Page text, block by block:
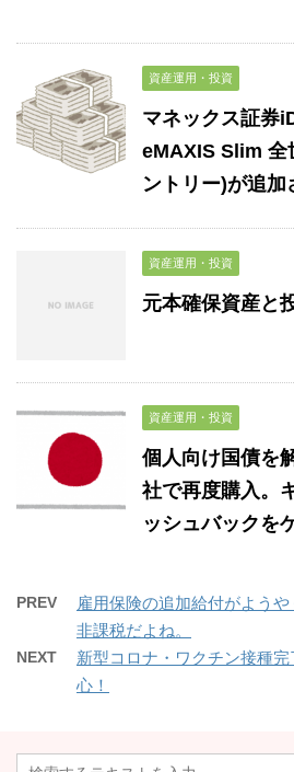
資産運用・投資
マネックス証券
eMAXIS Slim 全
ントリー)が追加
資産運用・投資
元本確保資産と
資産運用・投資
個人向け国債を
社で再度購入。
ッシュバックを
PREV
雇用保険の追加給付がようや
非課税だよね。
NEXT
新型コロナ・ワクチン接種
心！